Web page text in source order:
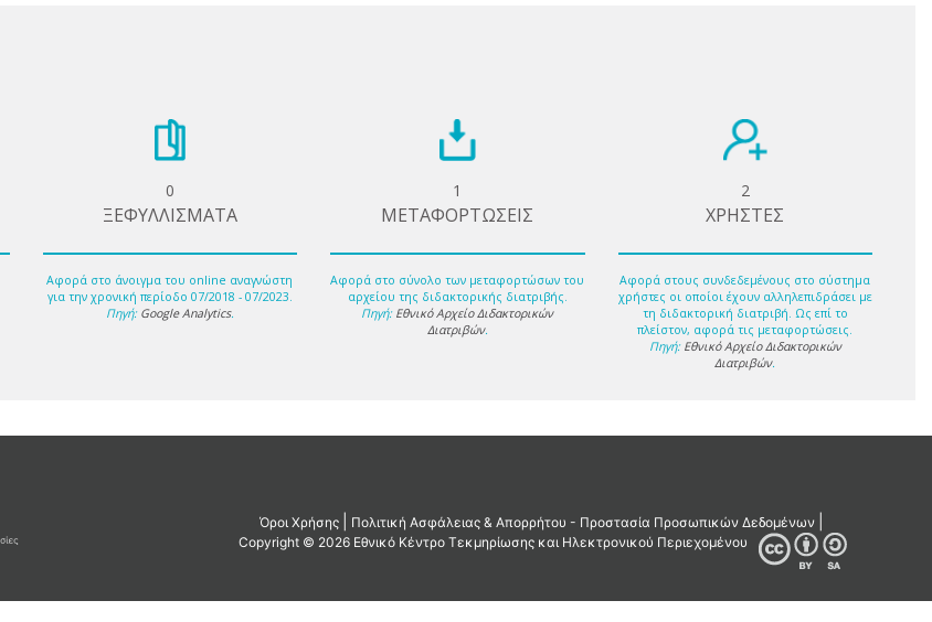
0
ΞΕΦΥΛΛΙΣΜΑΤΑ
Αφορά στο άνοιγμα του online αναγνώστη
για την χρονική περίοδο 07/2018 - 07/2023.
Πηγή: Google Analytics.
1
ΜΕΤΑΦΟΡΤΩΣΕΙΣ
Αφορά στο σύνολο των μεταφορτώσων του
αρχείου της διδακτορικής διατριβής.
Πηγή: Εθνικό Αρχείο Διδακτορικών
Διατριβών.
2
ΧΡΗΣΤΕΣ
Αφορά στους συνδεδεμένους στο σύστημα
χρήστες οι οποίοι έχουν αλληλεπιδράσει με
τη διδακτορική διατριβή. Ως επί το
πλείστον, αφορά τις μεταφορτώσεις.
Πηγή: Εθνικό Αρχείο Διδακτορικών
Διατριβών.